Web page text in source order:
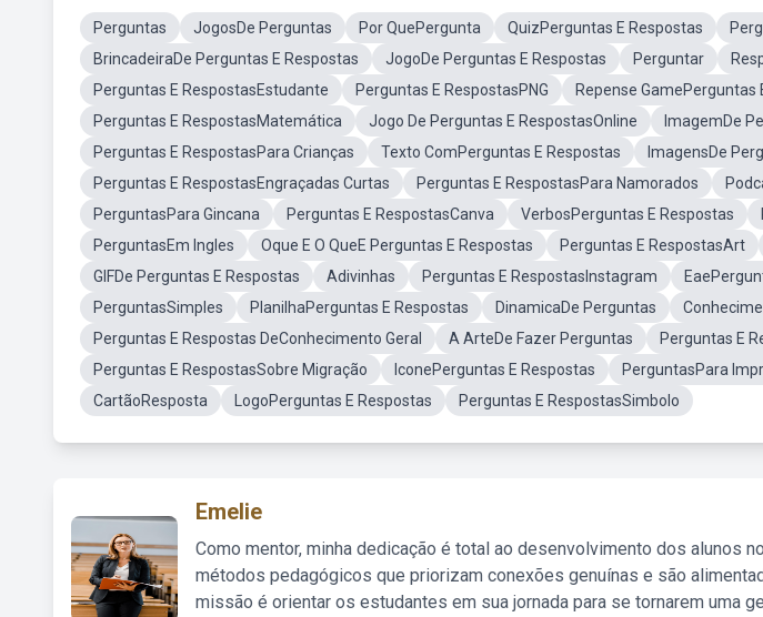
Perguntas JogosDe Perguntas Por QuePergunta QuizPerguntas E Respostas
BrincadeiraDe Perguntas E Respostas
JogoDe Perguntas E Respostas Perguntar
Perguntas E RespostasEstudante
Perguntas E RespostasPNG
Repense GamePerguntas
Perguntas E RespostasMatemática
Jogo De Perguntas E RespostasOnline ImagemDe
Perguntas E RespostasPara Crianças
Texto ComPerguntas E Respostas
ImagensDe
Perguntas E RespostasEngraçadas Curtas
Perguntas E RespostasPara Namorados
PerguntasPara Gincana
Perguntas E RespostasCanva VerbosPerguntas E Respostas
PerguntasEm Ingles
Oque E O QueE Perguntas E Respostas Perguntas E RespostasArt
GIFDe Perguntas E Respostas
Adivinhas Perguntas E RespostasInstagram
PerguntasSimples
PlanilhaPerguntas E Respostas DinamicaDe Perguntas
Perguntas E Respostas DeConhecimento Geral
A ArteDe Fazer Perguntas
Perguntas E
Perguntas E RespostasSobre Migração
IconePerguntas E Respostas PerguntasPara
CartãoResposta
LogoPerguntas E Respostas Perguntas E RespostasSimbolo
Emelie
Como mentor, minha dedicação é total ao desenvolvimento dos alunos
métodos pedagógicos que priorizam conexões genuínas e são
missão é orientar os estudantes em sua jornada para se tornarem uma